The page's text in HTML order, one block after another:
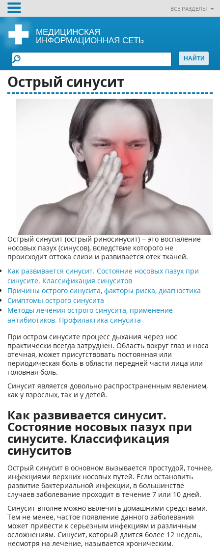
ВСЕ РАЗДЕЛЫ
МЕДИЦИНСКАЯ
ИНФОРМАЦИОННАЯ СЕТЬ
Острый синусит
Острый синусит (острый риносинусит) – это воспаление
носовых пазух (синусов), вследствие которого не
происходит оттока слизи и развивается отек тканей.
Как развивается синусит. Состояние носовых пазух при
синусите. Классификация синуситов
Причины острого синусита, факторы риска, диагностика
Симптомы острого синусита
Методы лечения острого синусита, применение
антибиотиков. Профилактика синусита
При остром синусите процесс дыхания через нос
практически всегда затруднен. Область вокруг глаз и носа
отечная, может присутствовать постоянная или
периодическая боль в области передней части лица или
головная боль.
Синусит является довольно распространенным явлением,
как у взрослых, так и у детей.
Как развивается синусит.
Состояние носовых пазух при
синусите. Классификация
синуситов
Острый синусит в основном вызывается простудой, точнее,
инфекциями верхних носовых путей. Если остановить
развитие бактериальной инфекции, в большинстве
случаев заболевание проходит в течение 7 или 10 дней.
Синусит вполне можно вылечить домашними средствами.
Тем не менее, частое появление данного заболевания
может привести к серьезным инфекциям и различным
осложнениям. Синусит, который длится более 12 недель,
несмотря на лечение, называется хроническим.